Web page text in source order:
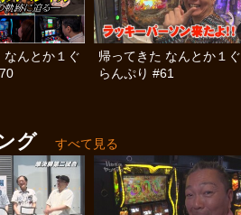
なんとか１ぐ
帰ってきた なんとか１ぐ
らんぷり #61
グ すべて見る